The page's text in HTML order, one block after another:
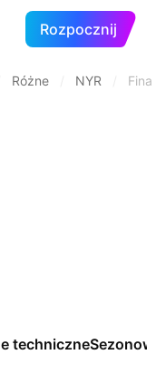
Rozpocznij
Różne NYR
techniczne